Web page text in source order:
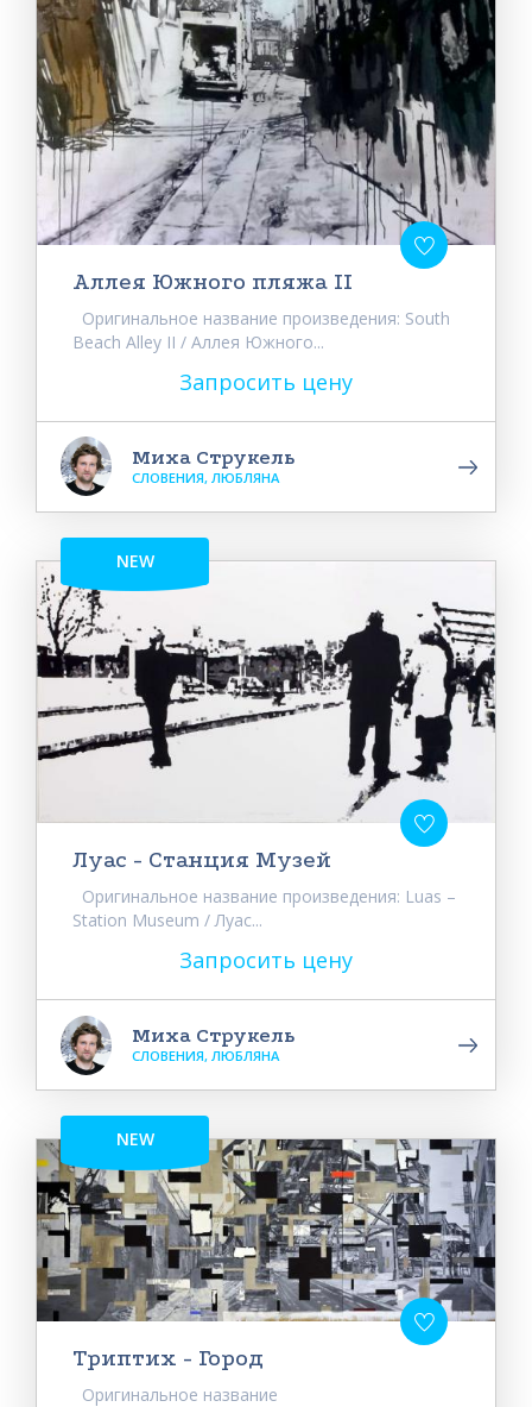
Аллея Южного пляжа II
Оригинальное название произведения: South
Beach Alley II / Аллея Южного...
Запросить цену
Миха Струкель
СЛОВЕНИЯ, ЛЮБЛЯНА
NEW
Луас - Станция Музей
Оригинальное название произведения: Luas –
Station Museum / Луас...
Запросить цену
Миха Струкель
СЛОВЕНИЯ, ЛЮБЛЯНА
NEW
Триптих - Город
Оригинальное название